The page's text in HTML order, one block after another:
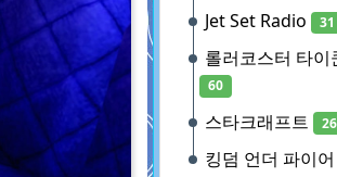
Jet Set Radio 31
롤러코스터 타이
60
스타크래프트 26
킹덤 언더 파이어